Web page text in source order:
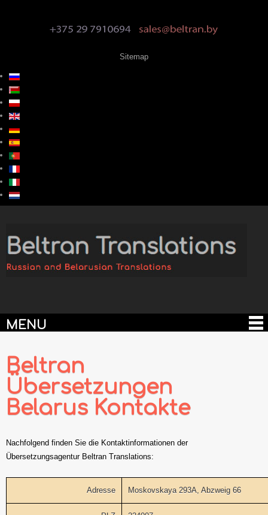
Sitemap
MENU
Beltran
Übersetzungen
Belarus Kontakte
Nachfolgend finden Sie die Kontaktinformationen der
Übersetzungsagentur Beltran Translations:
Adresse Moskovskaya 293A, Abzweig 66